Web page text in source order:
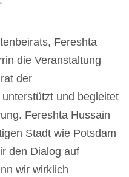
Fereshta
die Veranstaltung
der
und begleitet
Fereshta Hussain
Stadt wie Potsdam
den Dialog auf
wir wirklich